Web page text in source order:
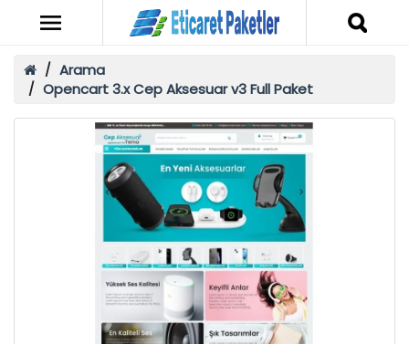
Arama
Opencart 3.x Cep Aksesuar v3 Full Paket